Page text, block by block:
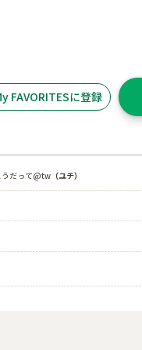
FAVORITESに登録
うだって@tw（ユチ）